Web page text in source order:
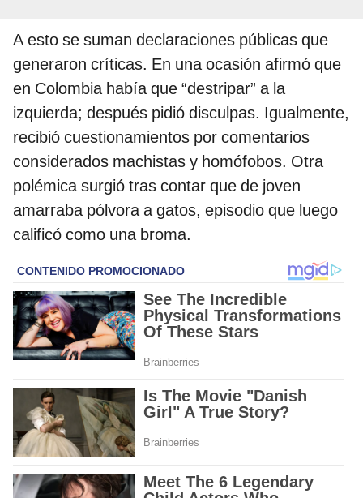
A esto se suman declaraciones públicas que
generaron críticas. En una ocasión afirmó que
en Colombia había que “destripar” a la
izquierda; después pidió disculpas. Igualmente,
recibió cuestionamientos por comentarios
considerados machistas y homófobos. Otra
polémica surgió tras contar que de joven
amarraba pólvora a gatos, episodio que luego
calificó como una broma.